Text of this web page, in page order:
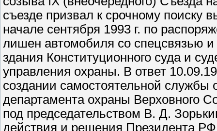
съезде призвал к срочному поиску
начале сентября 1993 г. по
лишен автомобиля со спецсвязью
здания Конституционного суда и
управления охраны. В ответ
создании самостоятельной службы
департамента охраны Верховного
под председательством В. Д.
действия и решения Президента